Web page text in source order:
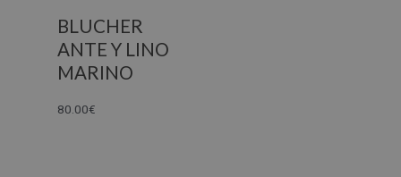
BLUCHER
ANTE Y LINO
MARINO
80.00€